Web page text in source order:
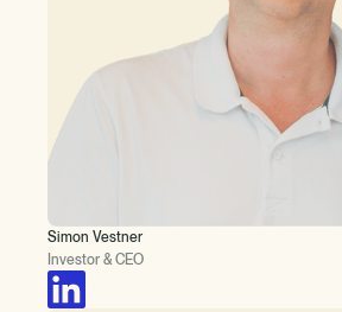
Simon Vestner
Investor & CEO